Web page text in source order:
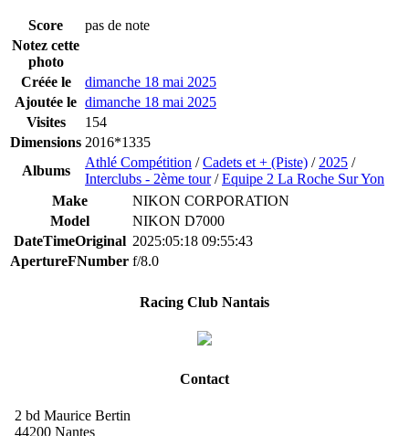
Score
pas de note
Notez cette
photo
Créée le
dimanche 18 mai 2025
Ajoutée le dimanche 18 mai 2025
Visites
154
Dimensions 2016*1335
Albums
Athlé Compétition /Cadets et + (Piste) / 2025 /
Interclubs - 2ème tour/Equipe 2 La Roche Sur Yon
Make
NIKON CORPORATION
Model
NIKON D7000
DateTimeOriginal 2025:05:18 09:55:43
ApertureFNumber f/8.0
Racing Club Nantais
Contact
2 bd Maurice Bertin
44200 Nantes